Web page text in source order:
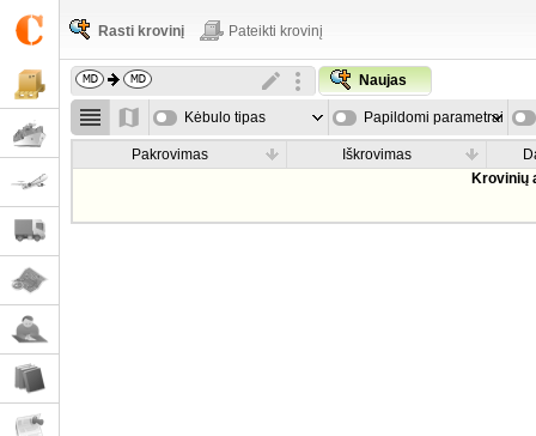
Rasti krovinį Pateikti krovinį
Naujas
Kėbulo tipas Papildomi parametrai
Pakrovimas Iškrovimas
Krovinių